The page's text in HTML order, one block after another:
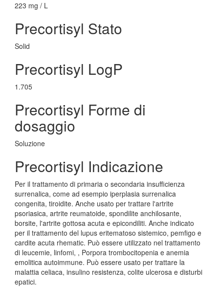
223 mg / L
Precortisyl Stato
Solid
Precortisyl LogP
1.705
Precortisyl Forme di
dosaggio
Soluzione
Precortisyl Indicazione
Per il trattamento di primaria o secondaria insufficienza
surrenalica, come ad esempio iperplasia surrenalica
congenita, tiroidite. Anche usato per trattare l'artrite
psoriasica, artrite reumatoide, spondilite anchilosante,
borsite, l'artrite gottosa acuta e epicondiliti. Anche indicato
per il trattamento del lupus eritematoso sistemico, pemfigo e
cardite acuta rhematic. Può essere utilizzato nel trattamento
di leucemie, linfomi, , Porpora trombocitopenia e anemia
emolitica autoimmune. Può essere usato per trattare la
malattia celiaca, insulino resistenza, colite ulcerosa e disturbi
epatici.